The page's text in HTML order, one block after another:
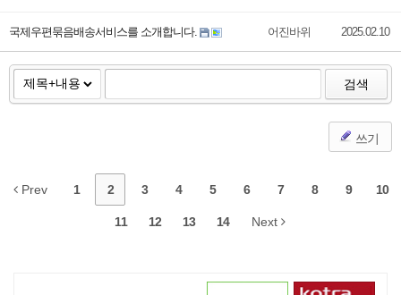
국제우편묶음배송서비스를 소개합니다. 어진바위 2025.02.10
검색
쓰기
Prev 1 2 3 4 5 6 7 8 9 10
11 12 13 14 Next